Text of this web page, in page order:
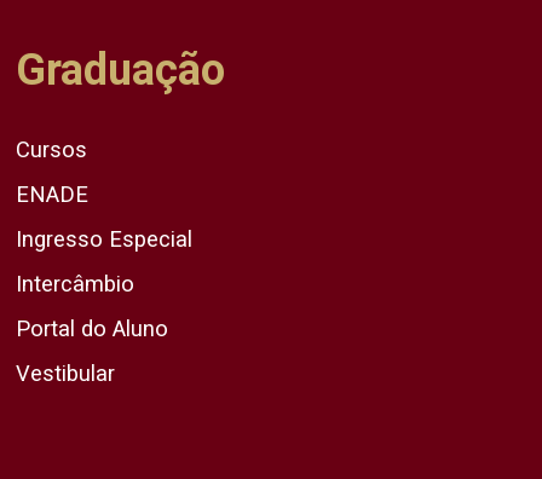
Graduação
Cursos
ENADE
Ingresso Especial
Intercâmbio
Portal do Aluno
Vestibular